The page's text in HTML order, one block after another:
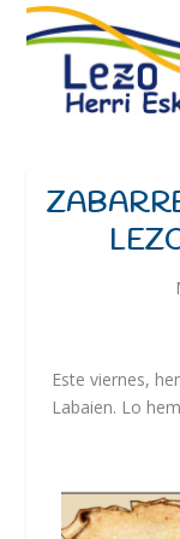
Este viernes,
Labaien. Lo